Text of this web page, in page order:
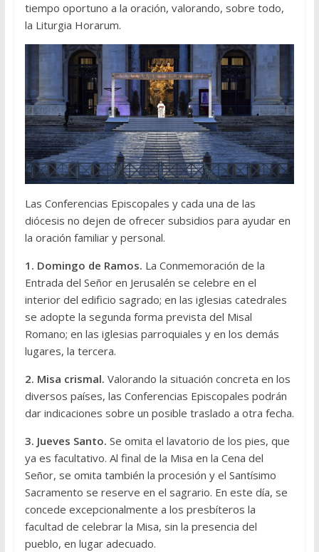
tiempo oportuno a la oración, valorando, sobre todo,
la Liturgia Horarum.
Las Conferencias Episcopales y cada una de las
diócesis no dejen de ofrecer subsidios para ayudar en
la oración familiar y personal.
1. Domingo de Ramos. La Conmemoración de la
Entrada del Señor en Jerusalén se celebre en el
interior del edificio sagrado; en las iglesias catedrales
se adopte la segunda forma prevista del Misal
Romano; en las iglesias parroquiales y en los demás
lugares, la tercera.
2. Misa crismal. Valorando la situación concreta en los
diversos países, las Conferencias Episcopales podrán
dar indicaciones sobre un posible traslado a otra fecha.
3. Jueves Santo. Se omita el lavatorio de los pies, que
ya es facultativo. Al final de la Misa en la Cena del
Señor, se omita también la procesión y el Santísimo
Sacramento se reserve en el sagrario. En este día, se
concede excepcionalmente a los presbíteros la
facultad de celebrar la Misa, sin la presencia del
pueblo, en lugar adecuado.